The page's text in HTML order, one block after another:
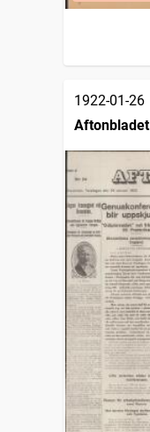
1922-01-26
Aftonbladet